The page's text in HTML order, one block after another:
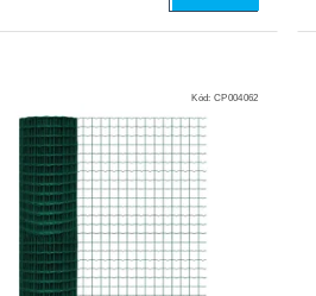
Kód: CP004062